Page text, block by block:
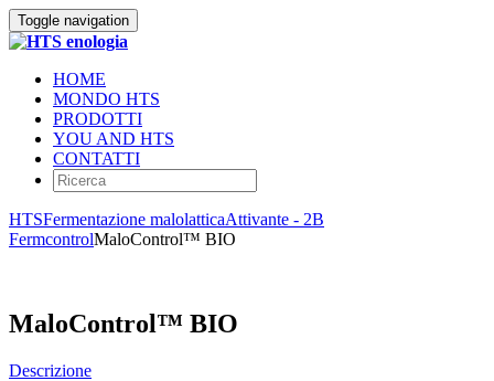
Toggle navigation
HOME
MONDO HTS
PRODOTTI
YOU AND HTS
CONTATTI
HTSFermentazione malolatticaAttivante - 2B
FermcontrolMaloControl™ BIO
MaloControl™ BIO
Descrizione